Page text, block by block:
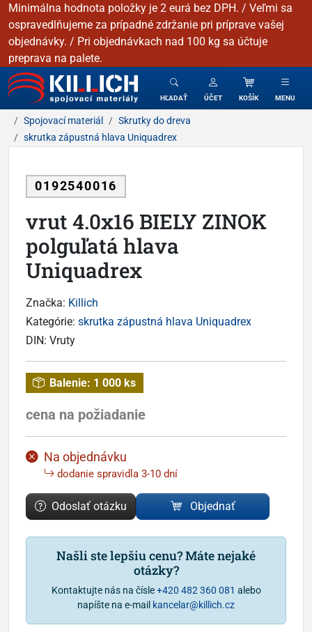
Minimálna hodnota položky je 2 eurá bez DPH. / Veľmi sa
ospravedlňujeme za prípadné zdržanie pri príprave vašej
objednávky. / Pri objednávkach nad 100 kg sa účtuje
preprava na palete.
KILLICH - Spojovacie materiály
HĽADAŤ ÚČET KOŠÍK MENU
Spojovací materiál
Skrutky do dreva
skrutka zápustná hlava Uniquadrex
0192540016
vrut 4.0x16 BIELY ZINOK
polguľatá hlava
Uniquadrex
Značka: Killich
Kategórie: skrutka zápustná hlava Uniquadrex
DIN: Vruty
Balenie: 1 000 ks
cena na požiadanie
Na objednávku
dodanie spravidla 3-10 dní
Odoslať otázku Objednať
Našli ste lepšiu cenu? Máte nejaké
otázky?
Kontaktujte nás na čísle+420 482 360 081 alebo
napíšte na e-mail kancelar@killich.cz